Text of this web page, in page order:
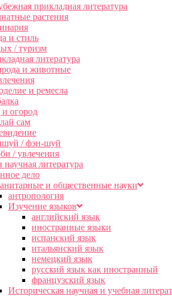
прикладная литература
растения
и стиль
/ туризм
литература
и животные
и ремесла
огород
сам
/ фэн-шуй
/ увлечения
научная литература
дело
и общественные науки
антропология
Изучение языков
английский язык
иностранные языки
испанский язык
итальянский язык
немецкий язык
русский язык как иностранный
французский язык
Историческая научная и учебная